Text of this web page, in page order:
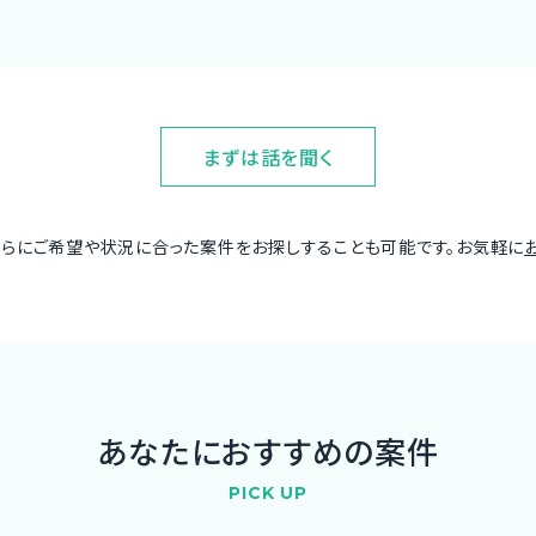
まずは話を聞く
にご希望や状況に合った案件をお探しすることも可能です。お気軽に
あなたにおすすめの案件
PICK UP